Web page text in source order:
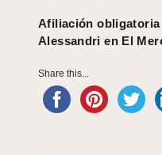
Afiliación obligatoria
Alessandri en El
Share this...